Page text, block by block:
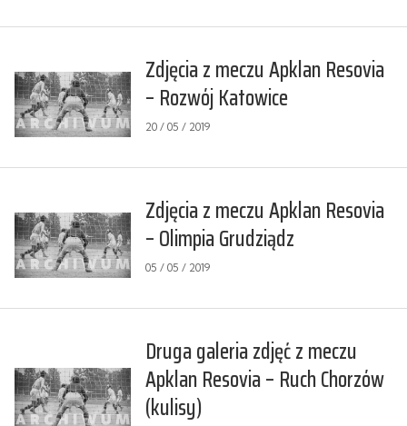
Zdjęcia z meczu Apklan Resovia
– Rozwój Katowice
20 / 05 / 2019
Zdjęcia z meczu Apklan Resovia
– Olimpia Grudziądz
05 / 05 / 2019
Druga galeria zdjęć z meczu
Apklan Resovia – Ruch Chorzów
(kulisy)